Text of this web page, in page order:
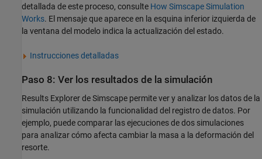
detallada de este proceso, consulte How Simscape Simulation
Works. El mensaje que aparece en la esquina inferior izquierda de
la ventana del modelo indica la actualización del estado.
Instrucciones detalladas
Paso 8: Ver los resultados de la simulación
Results Explorer de Simscape permite ver y analizar los datos de la
simulación utilizando la funcionalidad del registro de datos. Por
ejemplo, puede comparar las ejecuciones de dos simulaciones
para analizar cómo afecta cambiar la masa a la deformación del
resorte.